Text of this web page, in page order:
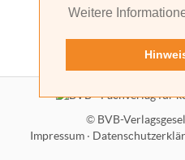
Weitere
© BVB-
Impressum·